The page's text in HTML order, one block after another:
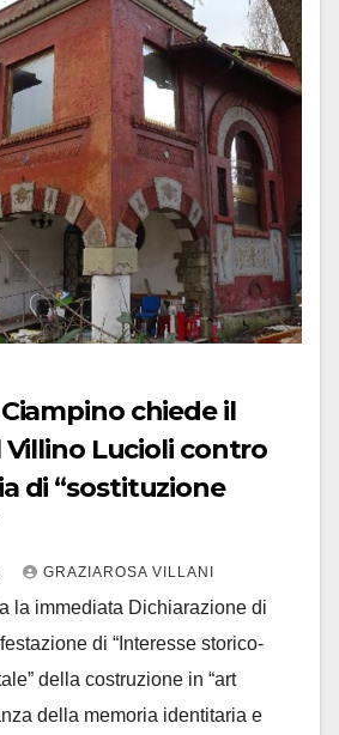
chiede il
Villino Lucioli contro
di “sostituzione
GRAZIAROSA VILLANI
la immediata Dichiarazione di
di “Interesse storico-
della costruzione in “art
della memoria identitaria e